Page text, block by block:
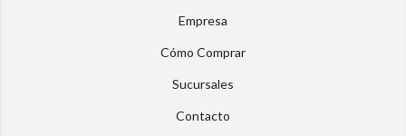
Empresa
Cómo Comprar
Sucursales
Contacto